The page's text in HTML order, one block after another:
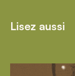
Lisez aussi